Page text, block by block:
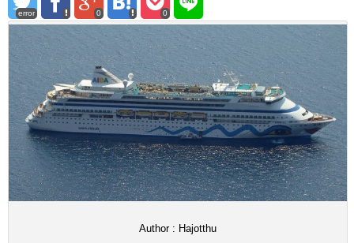
error 0 0
Author : Hajotthu